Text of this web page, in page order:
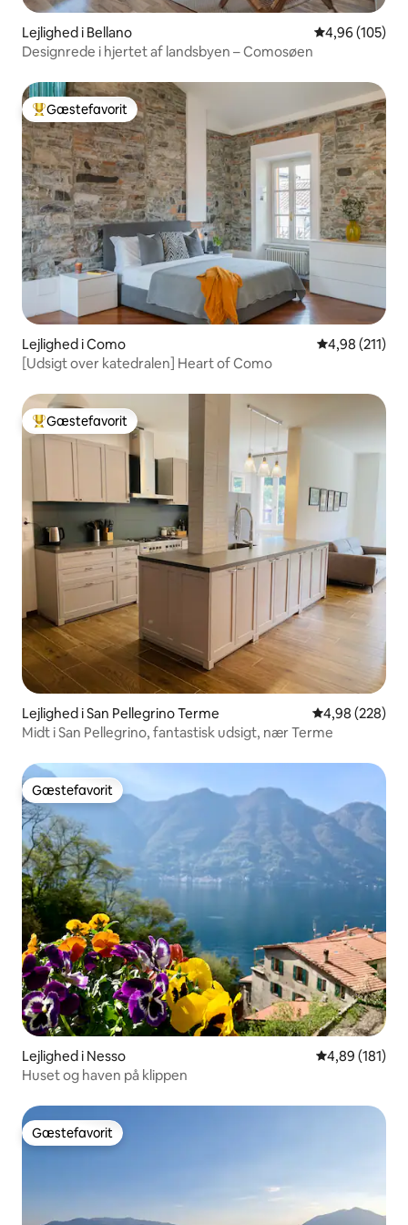
Lejlighed i Bellano 4,96 ud af 5 i
4,96 (105)
Designrede i hjertet af landsbyen – Comosøen
Bedste gæstefavorit
Gæstefavorit
Lejlighed i Como 4,98 ud af 5 i
4,98 (211)
[Udsigt over katedralen] Heart of Como
Bedste gæstefavorit
Gæstefavorit
Lejlighed i San Pellegrino Terme 4,98 ud af 5 i
4,98 (228)
Midt i San Pellegrino, fantastisk udsigt, nær Terme
Gæstefavorit
Gæstefavorit
Lejlighed i Nesso 4,89 ud af 5 i
4,89 (181)
Huset og haven på klippen
Gæstefavorit
Gæstefavorit